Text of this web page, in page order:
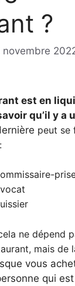
?
est en
qu’il y a
peut se
ne dépend
mais de
vous
qui